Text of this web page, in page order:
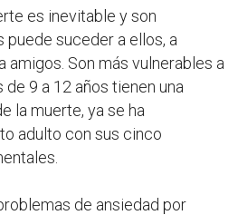
es inevitable y son
suceder a ellos, a
amigos. Son más vulnerables a
9 a 12 años tienen una
la muerte, ya se ha
adulto con sus cinco
de ansiedad por